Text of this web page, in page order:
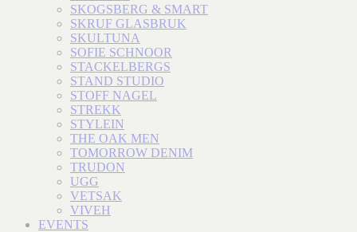
SKOGSBERG & SMART
SKRUF GLASBRUK
SKULTUNA
SOFIE SCHNOOR
STACKELBERGS
STAND STUDIO
STOFF NAGEL
STREKK
STYLEIN
THE OAK MEN
TOMORROW DENIM
TRUDON
UGG
VETSAK
VIVEH
EVENTS